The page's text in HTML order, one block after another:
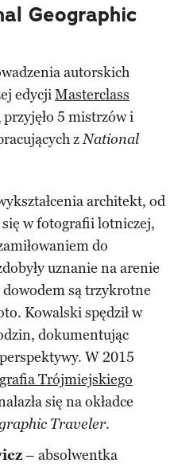
Geographic
autorskich
edycjiMasterclass
przyjęło 5 mistrzów i
zNational
architekt, od
w fotografii lotniczej,
do
uznanie na arenie
są trzykrotne
Kowalski spędził w
dokumentując
W 2015
Trójmiejskiego
się na okładce
Traveler.
– absolwentka